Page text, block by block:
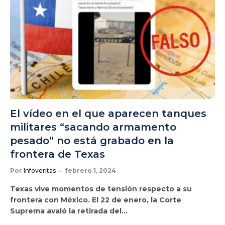
El vídeo en el que aparecen tanques
militares “sacando armamento
pesado” no está grabado en la
frontera de Texas
Por Infoveritas febrero 1, 2024
Texas vive momentos de tensión respecto a su
frontera con México. El 22 de enero, la Corte
Suprema avaló la retirada del…